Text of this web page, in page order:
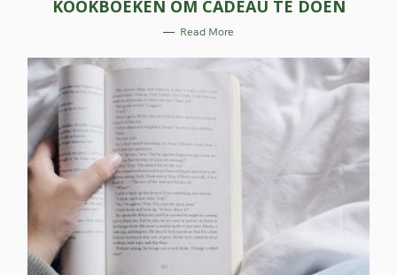
G
O
R
I
S
KOOKBOEKEN OM CADEAU TE DOEN
Read More